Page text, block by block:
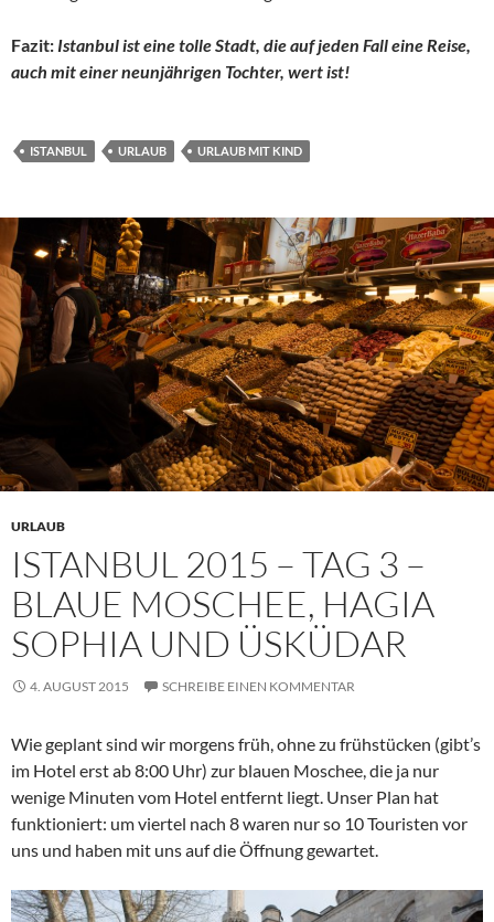
Fazit: Istanbul ist eine tolle Stadt, die auf jeden Fall eine Reise,
auch mit einer neunjährigen Tochter, wert ist!
ISTANBUL URLAUB URLAUB MIT KIND
URLAUB
ISTANBUL 2015 – TAG 3 –
BLAUE MOSCHEE, HAGIA
SOPHIA UND ÜSKÜDAR
4. AUGUST 2015 SCHREIBE EINEN KOMMENTAR
Wie geplant sind wir morgens früh, ohne zu frühstücken (gibt’s
im Hotel erst ab 8:00 Uhr) zur blauen Moschee, die ja nur
wenige Minuten vom Hotel entfernt liegt. Unser Plan hat
funktioniert: um viertel nach 8 waren nur so 10 Touristen vor
uns und haben mit uns auf die Öffnung gewartet.